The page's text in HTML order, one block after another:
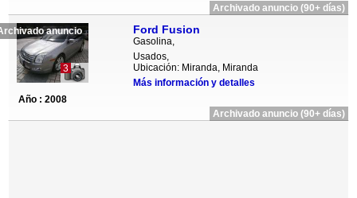
Archivado anuncio (90+ días)
anuncio
3
Ford Fusion
Gasolina,
Usados,
Ubicación: Miranda, Miranda
Más información y detalles
Año : 2008
Archivado anuncio (90+ días)